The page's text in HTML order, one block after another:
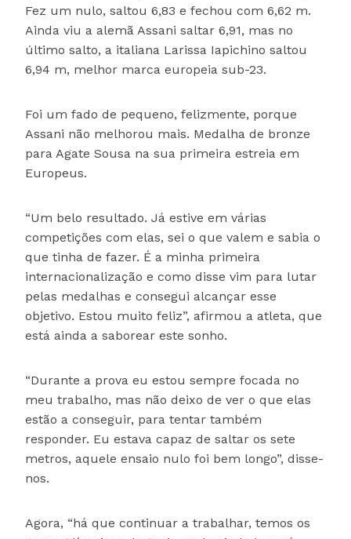
Fez um nulo, saltou 6,83 e fechou com 6,62 m.
Ainda viu a alemã Assani saltar 6,91, mas no
último salto, a italiana Larissa Iapichino saltou
6,94 m, melhor marca europeia sub-23.
Foi um fado de pequeno, felizmente, porque
Assani não melhorou mais. Medalha de bronze
para Agate Sousa na sua primeira estreia em
Europeus.
“Um belo resultado. Já estive em várias
competições com elas, sei o que valem e sabia o
que tinha de fazer. É a minha primeira
internacionalização e como disse vim para lutar
pelas medalhas e consegui alcançar esse
objetivo. Estou muito feliz”, afirmou a atleta, que
está ainda a saborear este sonho.
“Durante a prova eu estou sempre focada no
meu trabalho, mas não deixo de ver o que elas
estão a conseguir, para tentar também
responder. Eu estava capaz de saltar os sete
metros, aquele ensaio nulo foi bem longo”, disse-
nos.
Agora, “há que continuar a trabalhar, temos os